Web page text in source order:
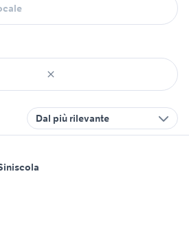
Dal più rilevante